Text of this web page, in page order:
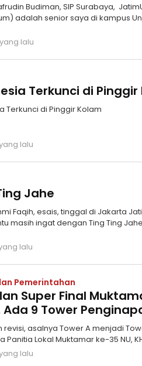
Budiman, SIP Surabaya,
adalah senior saya di kampus
lalu
Terkunci di Pinggir
Terkunci di Pinggir Kolam
lalu
Jahe
Faqih, esais, tinggal di Jakarta
masih ingat dengan Ting Ting
lalu
Pemerintahan
Super Final
Ada 9 Tower
revisi, asalnya Tower A menjadi
Panitia Lokal Muktamar ke-35 NU,
lalu